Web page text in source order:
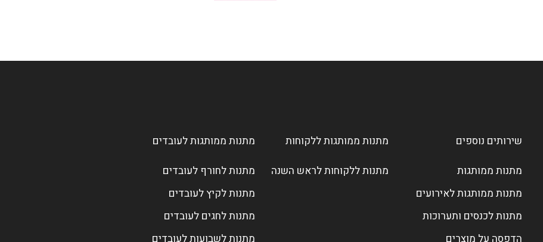
שירותים נוספים
מתנות ממותגות
מתנות ממותגות לאירועים
מתנות לכנסים ותערוכות
הדפסה על מוצרים
מתנות ממותגות ללקוחות
מתנות ללקוחות לראש השנה
מתנות ממותגות לעובדים
מתנות לחורף לעובדים
מתנות לקיץ לעובדים
מתנות לחגים לעובדים
מתנות לשבועות לעובדים